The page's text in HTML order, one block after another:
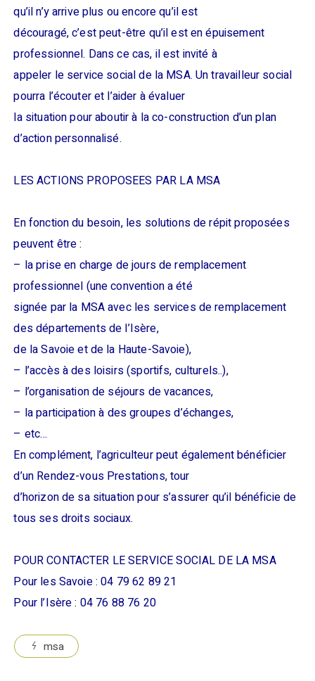
qu’il n’y arrive plus ou encore qu’il est
découragé, c’est peut-être qu’il est en épuisement
professionnel. Dans ce cas, il est invité à
appeler le service social de la MSA. Un travailleur social
pourra l’écouter et l’aider à évaluer
la situation pour aboutir à la co-construction d’un plan
d’action personnalisé.
LES ACTIONS PROPOSEES PAR LA MSA
En fonction du besoin, les solutions de répit proposées
peuvent être :
– la prise en charge de jours de remplacement
professionnel (une convention a été
signée par la MSA avec les services de remplacement
des départements de l’Isère,
de la Savoie et de la Haute-Savoie),
– l’accès à des loisirs (sportifs, culturels..),
– l’organisation de séjours de vacances,
– la participation à des groupes d’échanges,
– etc…
En complément, l’agriculteur peut également bénéficier
d’un Rendez-vous Prestations, tour
d’horizon de sa situation pour s’assurer qu’il bénéficie de
tous ses droits sociaux.
POUR CONTACTER LE SERVICE SOCIAL DE LA MSA
Pour les Savoie : 04 79 62 89 21
Pour l’Isère : 04 76 88 76 20
msa